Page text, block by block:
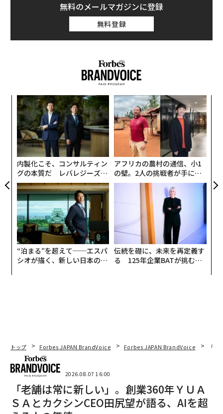
無料のメールマガジンに登録
無料登録
内製化こそ、コンサルティン
グの本質だ レバレジーズが
実践する、次世代ファームの
全貌
アフリカの農村の通信、小1
の壁。2人の挑戦者が手にし
た「次なる武器」
“泊まる”を超えて──エスパ
シオが描く、新しい日本のラ
伝統を礎に、未来を再定義す
る 125年企業BATが挑むス
トップ Forbes JAPAN BrandVoice Forbes JAPAN BrandVoice 「
2026.08.07 16:00
「老舗は常に新しい」。創業360年ＹＵＡ
ＳＡとカクシンCEO田尻望が語る、AIを超